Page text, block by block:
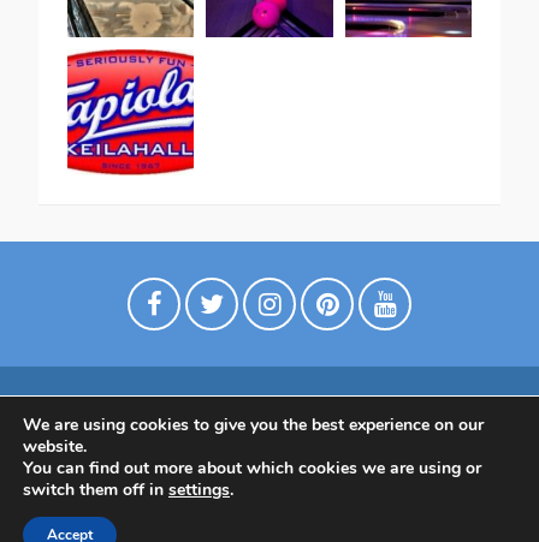
Digimarkkinointia matkailuyrityksille
Tietoa meistä
Ota yhtettä
Tietosuojaseloste
Tietoa Suomesta
We are using cookies to give you the best experience on our
website.
You can find out more about which cookies we are using or
switch them off in settings.
Accept